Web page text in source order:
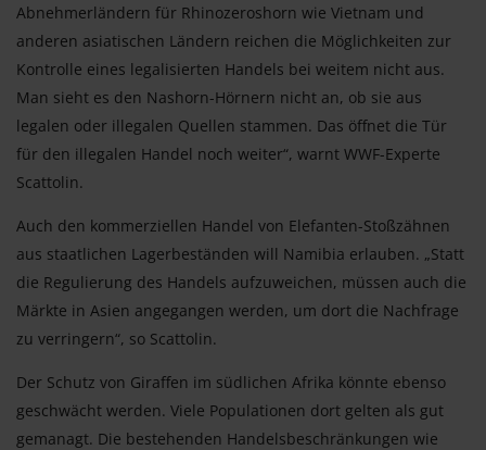
Abnehmerländern für Rhinozeroshorn wie Vietnam und
anderen asiatischen Ländern reichen die Möglichkeiten zur
Kontrolle eines legalisierten Handels bei weitem nicht aus.
Man sieht es den Nashorn-Hörnern nicht an, ob sie aus
legalen oder illegalen Quellen stammen. Das öffnet die Tür
für den illegalen Handel noch weiter“, warnt WWF-Experte
Scattolin.
Auch den kommerziellen Handel von Elefanten-Stoßzähnen
aus staatlichen Lagerbeständen will Namibia erlauben. „Statt
die Regulierung des Handels aufzuweichen, müssen auch die
Märkte in Asien angegangen werden, um dort die Nachfrage
zu verringern“, so Scattolin.
Der Schutz von Giraffen im südlichen Afrika könnte ebenso
geschwächt werden. Viele Populationen dort gelten als gut
gemanagt. Die bestehenden Handelsbeschränkungen wie